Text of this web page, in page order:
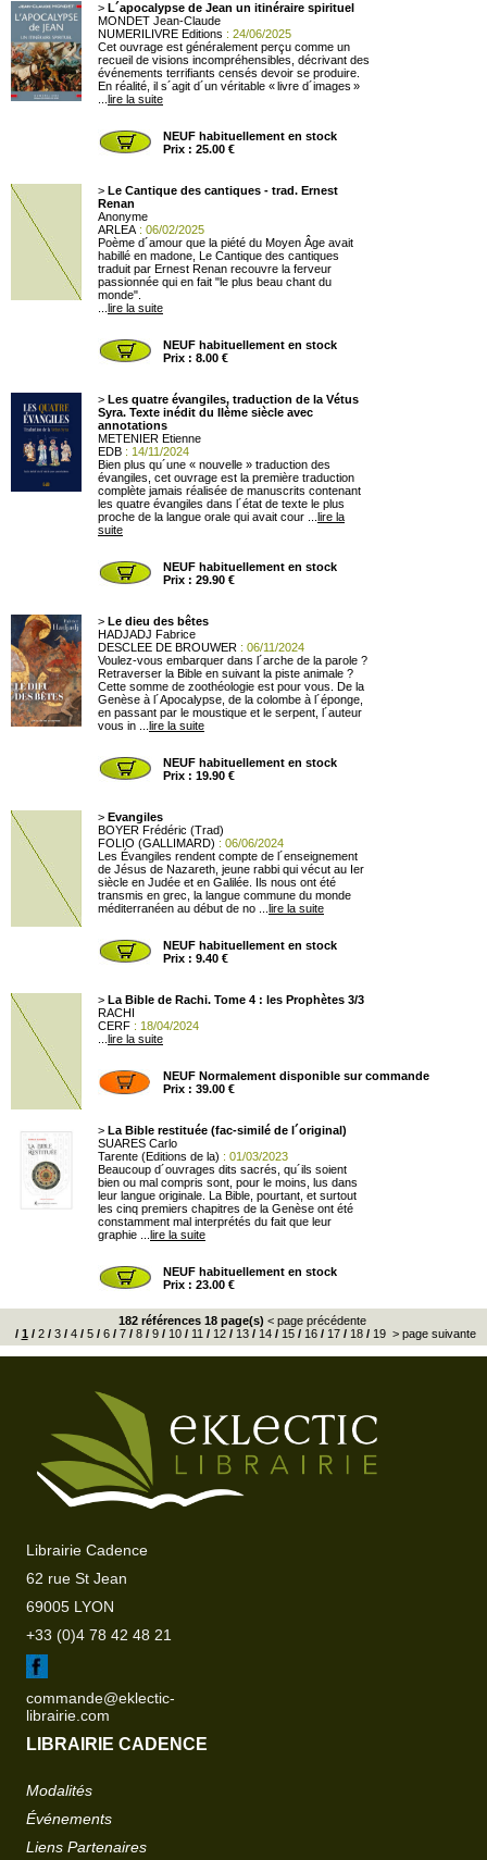
> L´apocalypse de Jean un itinéraire spirituel
MONDET Jean-Claude
NUMERILIVRE Editions : 24/06/2025
Cet ouvrage est généralement perçu comme un
recueil de visions incompréhensibles, décrivant des
événements terrifiants censés devoir se produire.
En réalité, il s´agit d´un véritable « livre d´images »
lire la suite
NEUF habituellement en stock
Prix : 25.00 €
> Le Cantique des cantiques - trad. Ernest
Renan
Anonyme
ARLEA : 06/02/2025
Poème d´amour que la piété du Moyen Âge avait
habillé en madone, Le Cantique des cantiques
traduit par Ernest Renan recouvre la ferveur
passionnée qui en fait "le plus beau chant du
monde".
lire la suite
NEUF habituellement en stock
Prix : 8.00 €
> Les quatre évangiles, traduction de la Vétus
Syra. Texte inédit du IIème siècle avec
annotations
METENIER Etienne
EDB : 14/11/2024
Bien plus qu´une « nouvelle » traduction des
évangiles, cet ouvrage est la première traduction
complète jamais réalisée de manuscrits contenant
les quatre évangiles dans l´état de texte le plus
proche de la langue orale qui avait cour ... lire la
suite
NEUF habituellement en stock
Prix : 29.90 €
> Le dieu des bêtes
HADJADJ Fabrice
DESCLEE DE BROUWER : 06/11/2024
Voulez-vous embarquer dans l´arche de la parole ?
Retraverser la Bible en suivant la piste animale ?
Cette somme de zoothéologie est pour vous. De la
Genèse à l´Apocalypse, de la colombe à l´éponge,
en passant par le moustique et le serpent, l´auteur
vous in ... lire la suite
NEUF habituellement en stock
Prix : 19.90 €
> Evangiles
BOYER Frédéric (Trad)
FOLIO (GALLIMARD) : 06/06/2024
Les Évangiles rendent compte de l´enseignement
de Jésus de Nazareth, jeune rabbi qui vécut au Ier
siècle en Judée et en Galilée. Ils nous ont été
transmis en grec, la langue commune du monde
méditerranéen au début de no ... lire la suite
NEUF habituellement en stock
Prix : 9.40 €
> La Bible de Rachi. Tome 4 : les Prophètes 3/3
RACHI
CERF : 18/04/2024
lire la suite
NEUF Normalement disponible sur commande
Prix : 39.00 €
> La Bible restituée (fac-similé de l´original)
SUARES Carlo
Tarente (Editions de la) : 01/03/2023
Beaucoup d´ouvrages dits sacrés, qu´ils soient
bien ou mal compris sont, pour le moins, lus dans
leur langue originale. La Bible, pourtant, et surtout
les cinq premiers chapitres de la Genèse ont été
constamment mal interprétés du fait que leur
graphie ... lire la suite
NEUF habituellement en stock
Prix : 23.00 €
182 références 18 page(s) < page précédente
/ 1 /2/3/4/5/6/7/8/9/10/11 /12/13/14/15/16/17/18/19 > page suivante
Librairie Cadence
62 rue St Jean
69005 LYON
+33 (0)4 78 42 48 21
commande@eklectic-
librairie.com
LIBRAIRIE CADENCE
Modalités
Événements
Liens Partenaires